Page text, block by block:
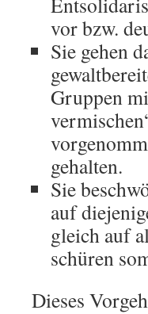
vor bzw.
Sie gehen
Gruppen
gehalten.
Sie
auf
gleich auf
schüren
Dieses